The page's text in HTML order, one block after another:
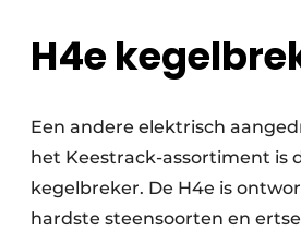
H4e
Een andere elektrisch
het Keestrack-assortiment is
kegelbreker. De H4e is
hardste steensoorten en